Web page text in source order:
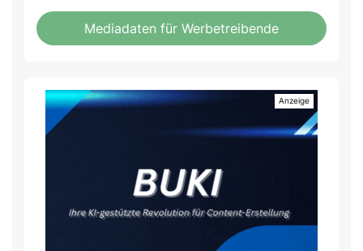
Mediadaten für Werbetreibende